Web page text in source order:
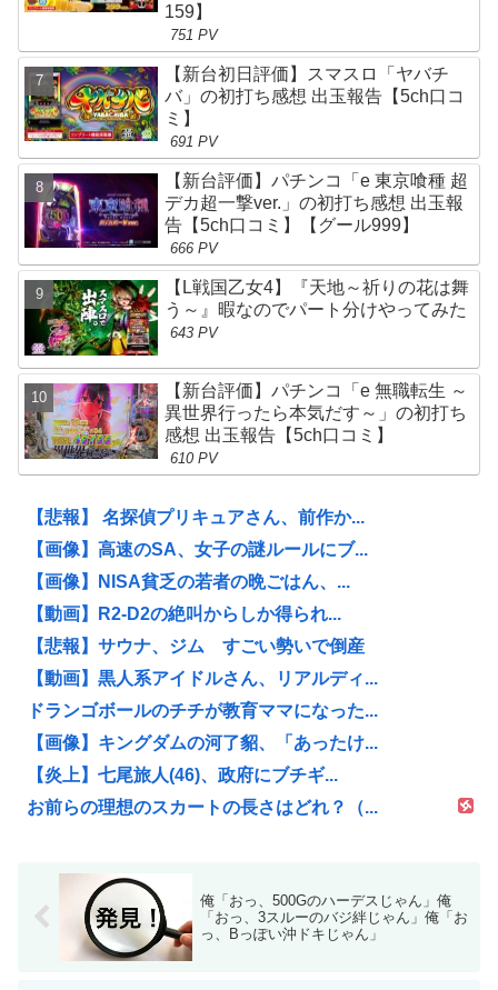
159】
751 PV
【新台初日評価】スマスロ「ヤバチ
バ」の初打ち感想 出玉報告【5ch口コ
ミ】
691 PV
【新台評価】パチンコ「e 東京喰種 超
デカ超一撃ver.」の初打ち感想 出玉報
告【5ch口コミ】【グール999】
666 PV
【L戦国乙女4】『天地～祈りの花は舞
う～』暇なのでパート分けやってみた
643 PV
【新台評価】パチンコ「e 無職転生 ～
異世界行ったら本気だす～」の初打ち
感想 出玉報告【5ch口コミ】
610 PV
【悲報】 名探偵プリキュアさん、前作か...
【画像】高速のSA、女子の謎ルールにブ...
【画像】NISA貧乏の若者の晩ごはん、...
【動画】R2-D2の絶叫からしか得られ...
【悲報】サウナ、ジム すごい勢いで倒産
【動画】黒人系アイドルさん、リアルディ...
ドランゴボールのチチが教育ママになった...
【画像】キングダムの河了貂、「あったけ...
【炎上】七尾旅人(46)、政府にブチギ...
お前らの理想のスカートの長さはどれ？（...
俺「おっ、500Gのハーデスじゃん」俺
「おっ、3スルーのバジ絆じゃん」俺「お
っ、Bっぽい沖ドキじゃん」